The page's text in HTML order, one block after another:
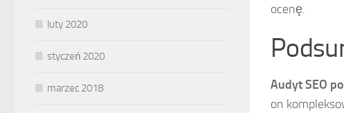
ocenę.
Audyt SEO
on
luty 2020
styczeń 2020
marzec 2018